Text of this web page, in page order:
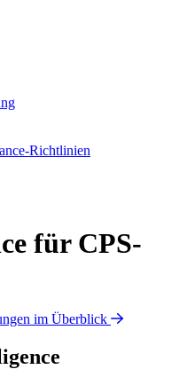
Richtlinien
für CPS-
im Überblick